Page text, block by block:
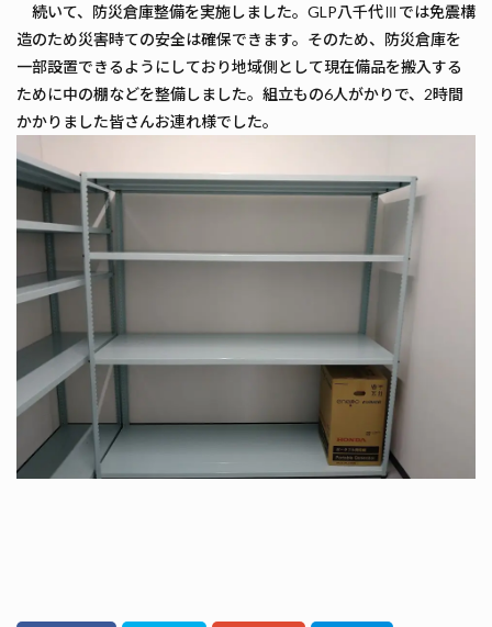
続いて、防災倉庫整備を実施しました。GLP八千代Ⅲでは免震構
造のため災害時ての安全は確保できます。そのため、防災倉庫を
一部設置できるようにしており地域側として現在備品を搬入する
ために中の棚などを整備しました。組立もの6人がかりで、2時間
かかりました皆さんお連れ様でした。